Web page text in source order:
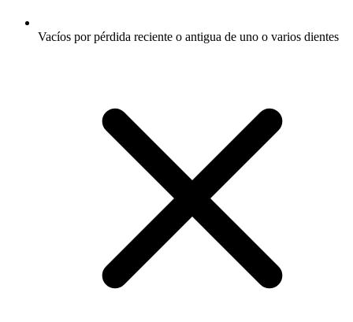
Vacíos por pérdida reciente o antigua de uno o varios dientes